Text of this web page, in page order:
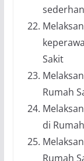
Sakit
Rumah
di
Rumah